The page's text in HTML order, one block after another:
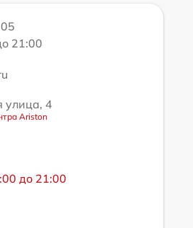
21:00
улица, 4
Ariston
до 21:00